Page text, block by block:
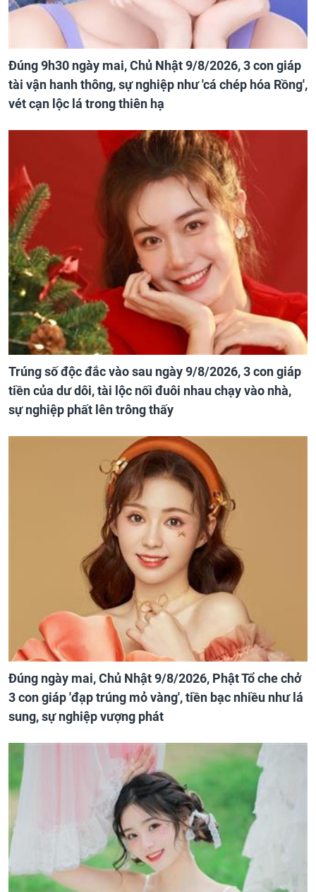
Đúng 9h30 ngày mai, Chủ Nhật 9/8/2026, 3 con giáp
tài vận hanh thông, sự nghiệp như 'cá chép hóa Rồng',
vét cạn lộc lá trong thiên hạ
Trúng số độc đắc vào sau ngày 9/8/2026, 3 con giáp
tiền của dư dôi, tài lộc nối đuôi nhau chạy vào nhà,
sự nghiệp phất lên trông thấy
Đúng ngày mai, Chủ Nhật 9/8/2026, Phật Tổ che chở
3 con giáp 'đạp trúng mỏ vàng', tiền bạc nhiều như lá
sung, sự nghiệp vượng phát